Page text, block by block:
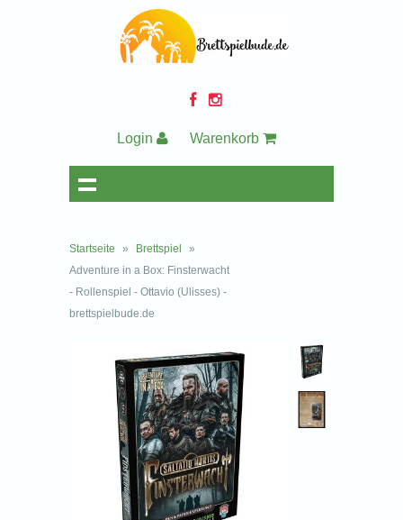
Login Warenkorb
Startseite » Brettspiel
»
Adventure in a Box: Finsterwacht
- Rollenspiel - Ottavio (Ulisses) -
brettspielbude.de